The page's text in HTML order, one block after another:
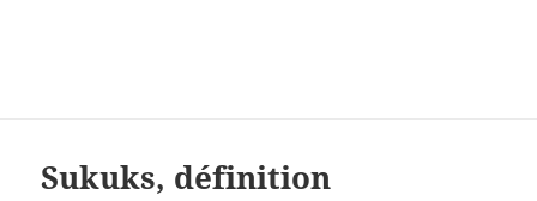
Sukuks, définition